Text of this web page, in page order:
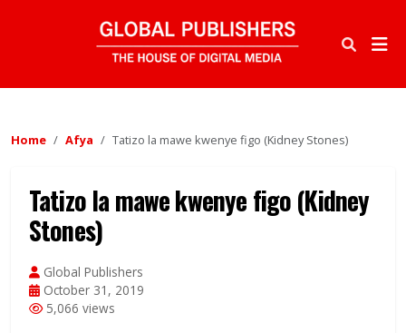
Home Afya Tatizo la mawe kwenye figo (Kidney Stones)
Tatizo la mawe kwenye figo (Kidney
Stones)
Global Publishers
October 31, 2019
5,066 views